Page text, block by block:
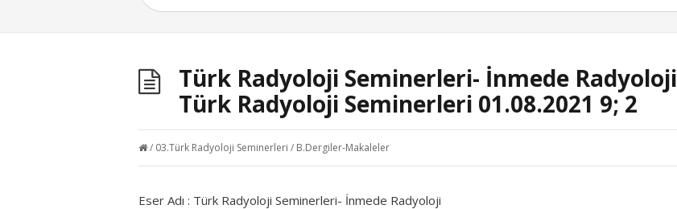
Türk Radyoloji Seminerleri- İnmede Radyoloji
Türk Radyoloji Seminerleri 01.08.2021 9; 2
/ 03.Türk Radyoloji Seminerleri / B.Dergiler-Makaleler
Eser Adı : Türk Radyoloji Seminerleri- İnmede Radyoloji